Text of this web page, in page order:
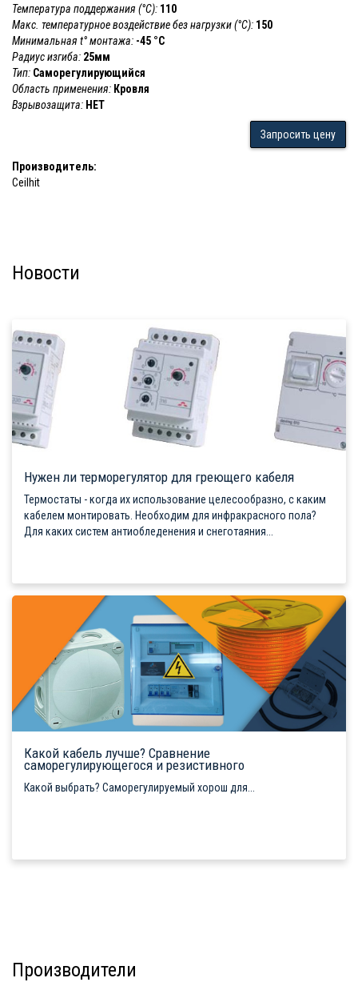
Температура поддержания (°С): 110
Макс. температурное воздействие без нагрузки (°С): 150
Минимальная t° монтажа: -45 °С
Радиус изгиба: 25мм
Тип: Саморегулирующийся
Область применения: Кровля
Взрывозащита: НЕТ
Запросить цену
Производитель:
Ceilhit
Новости
Нужен ли терморегулятор для греющего кабеля
Термостаты - когда их использование целесообразно, с каким
кабелем монтировать. Необходим для инфракрасного пола?
Для каких систем антиобледенения и снеготаяния...
Какой кабель лучше? Сравнение
саморегулирующегося и резистивного
Какой выбрать? Саморегулируемый хорош для...
Производители